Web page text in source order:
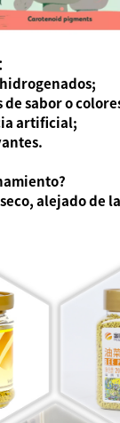
sabor o
artificial;
alejado de